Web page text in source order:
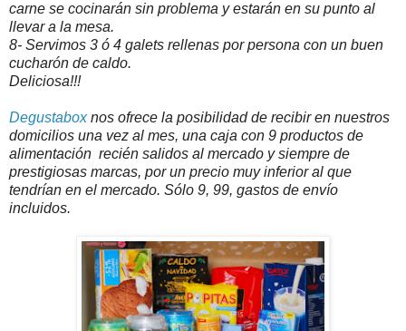
carne se cocinarán sin problema y estarán en su punto al
llevar a la mesa.
8- Servimos 3 ó 4 galets rellenas por persona con un buen
cucharón de caldo.
Deliciosa!!!
Degustaboxnos ofrece la posibilidad de recibir en nuestros
domicilios una vez al mes, una caja con 9 productos de
alimentación recién salidos al mercado y siempre de
prestigiosas marcas, por un precio muy inferior al que
tendrían en el mercado. Sólo 9, 99, gastos de envío
incluidos.